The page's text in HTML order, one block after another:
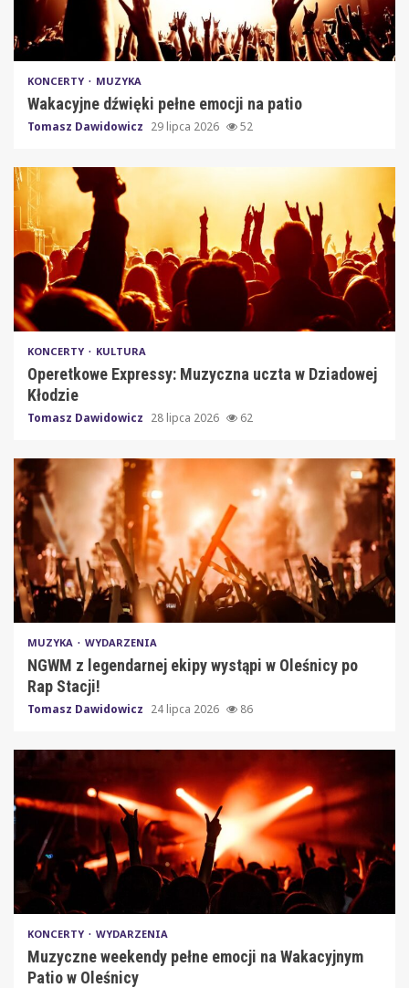
KONCERTY MUZYKA
Wakacyjne dźwięki pełne emocji na patio
Tomasz Dawidowicz 29 lipca 2026 52
KONCERTY KULTURA
Operetkowe Expressy: Muzyczna uczta w Dziadowej
Kłodzie
Tomasz Dawidowicz 28 lipca 2026 62
MUZYKA WYDARZENIA
NGWM z legendarnej ekipy wystąpi w Oleśnicy po
Rap Stacji!
Tomasz Dawidowicz 24 lipca 2026 86
KONCERTY WYDARZENIA
Muzyczne weekendy pełne emocji na Wakacyjnym
Patio w Oleśnicy